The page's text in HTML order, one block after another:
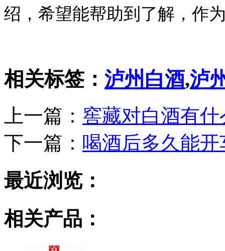
绍，希望能帮助到了解，作
相关标签： 泸州白酒,泸
上一篇： 窖藏对白酒有
下一篇： 喝酒后多久能开
最近浏览：
相关产品：